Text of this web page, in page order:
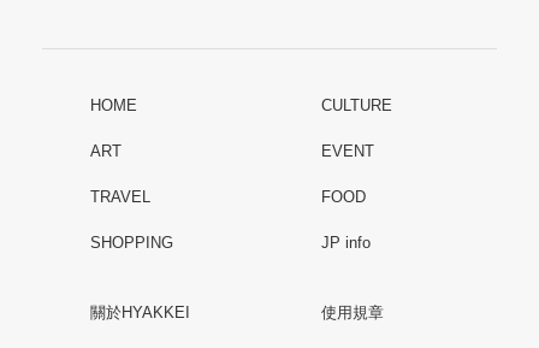
HOME CULTURE
ART EVENT
TRAVEL FOOD
SHOPPING JP info
關於HYAKKEI 使用規章